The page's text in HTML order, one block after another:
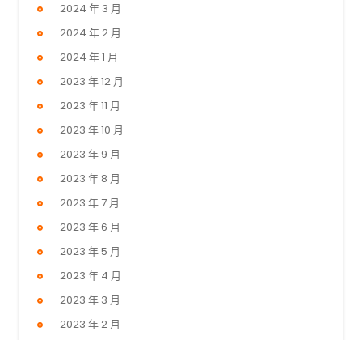
2024 年 3 月
2024 年 2 月
2024 年 1 月
2023 年 12 月
2023 年 11 月
2023 年 10 月
2023 年 9 月
2023 年 8 月
2023 年 7 月
2023 年 6 月
2023 年 5 月
2023 年 4 月
2023 年 3 月
2023 年 2 月